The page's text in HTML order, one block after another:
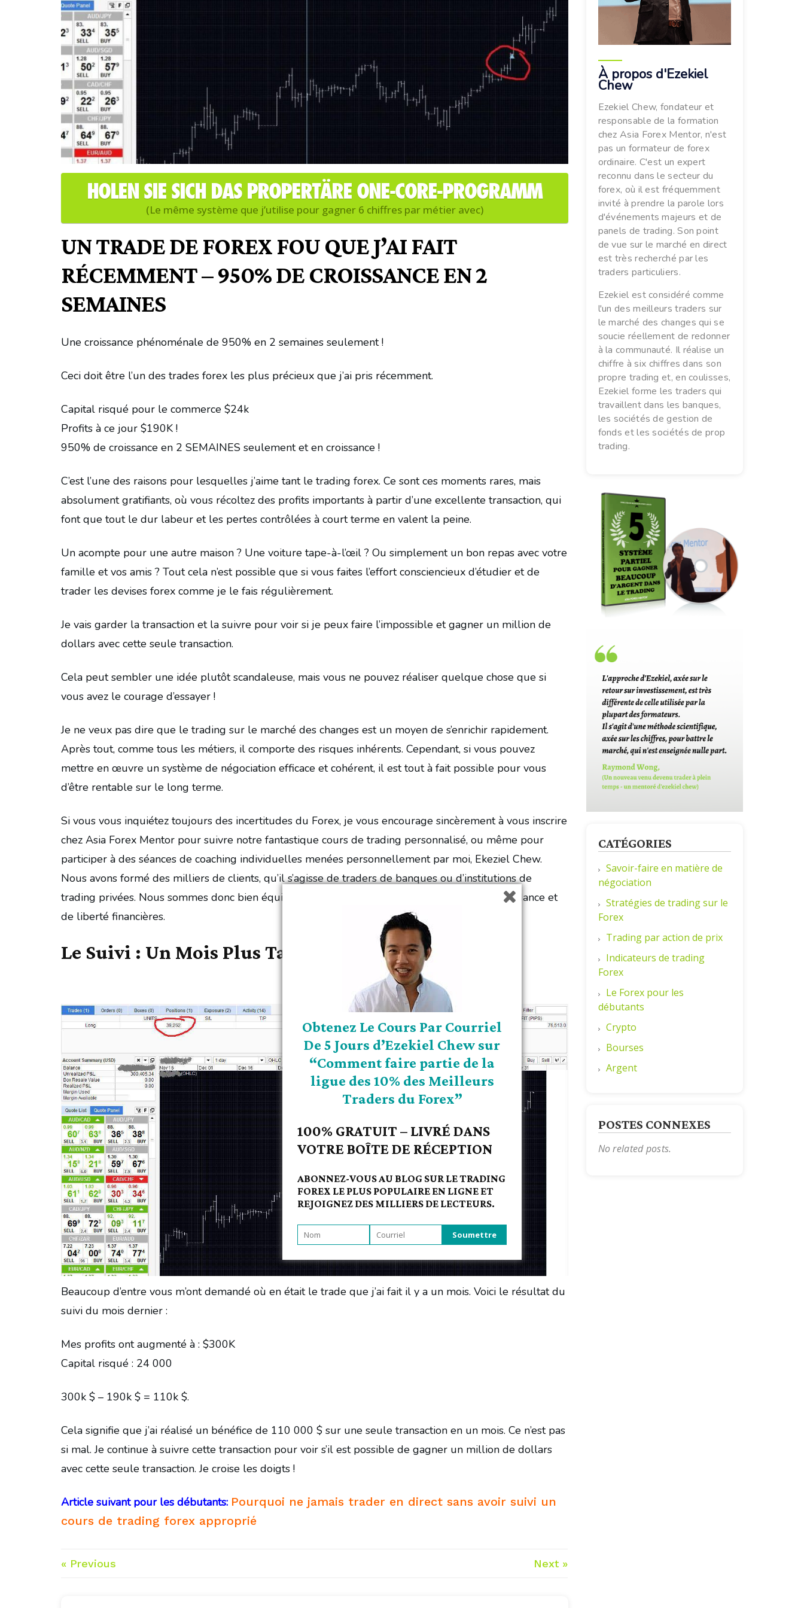
HOLEN SIE SICH DAS PROPERTÄRE ONE-CORE-PROGRAMM
(Le même système que j’utilise pour gagner 6 chiffres par métier avec)
UN TRADE DE FOREX FOU QUE J’AI FAIT
RÉCEMMENT – 950% DE CROISSANCE EN 2
SEMAINES
Une croissance phénoménale de 950% en 2 semaines seulement !
Ceci doit être l’un des trades forex les plus précieux que j’ai pris récemment.
Capital risqué pour le commerce $24k
Profits à ce jour $190K !
950% de croissance en 2 SEMAINES seulement et en croissance !
C’est l’une des raisons pour lesquelles j’aime tant le trading forex. Ce sont ces moments rares, mais
absolument gratifiants, où vous récoltez des profits importants à partir d’une excellente transaction, qui
font que tout le dur labeur et les pertes contrôlées à court terme en valent la peine.
Un acompte pour une autre maison ? Une voiture tape-à-l’œil ? Ou simplement un bon repas avec votre
famille et vos amis ? Tout cela n’est possible que si vous faites l’effort consciencieux d’étudier et de
trader les devises forex comme je le fais régulièrement.
Je vais garder la transaction et la suivre pour voir si je peux faire l’impossible et gagner un million de
dollars avec cette seule transaction.
Cela peut sembler une idée plutôt scandaleuse, mais vous ne pouvez réaliser quelque chose que si
vous avez le courage d’essayer !
Je ne veux pas dire que le trading sur le marché des changes est un moyen de s’enrichir rapidement.
Après tout, comme tous les métiers, il comporte des risques inhérents. Cependant, si vous pouvez
mettre en œuvre un système de négociation efficace et cohérent, il est tout à fait possible pour vous
d’être rentable sur le long terme.
Si vous vous inquiétez toujours des incertitudes du Forex, je vous encourage sincèrement à vous inscrire
chez Asia Forex Mentor pour suivre notre fantastique cours de trading personnalisé, ou même pour
participer à des séances de coaching individuelles menées personnellement par moi, Ekeziel Chew.
Nous avons formé des milliers de clients, qu’il s’agisse de traders de banques ou d’institutions de
trading privées. Nous sommes donc bien équipés pour vous aider dans votre quête d’indépendance et
de liberté financières.
Le Suivi : Un Mois Plus Tard
Beaucoup d’entre vous m’ont demandé où en était le trade que j’ai fait il y a un mois. Voici le résultat du
suivi du mois dernier :
Mes profits ont augmenté à : $300K
Capital risqué : 24 000
300k $ – 190k $ = 110k $.
Cela signifie que j’ai réalisé un bénéfice de 110 000 $ sur une seule transaction en un mois. Ce n’est pas
si mal. Je continue à suivre cette transaction pour voir s’il est possible de gagner un million de dollars
avec cette seule transaction. Je croise les doigts !
Article suivant pour les débutants: Pourquoi ne jamais trader en direct sans avoir suivi un
cours de trading forex approprié
« Previous Next »
À propos d'Ezekiel
Chew
Ezekiel Chew, fondateur et
responsable de la formation
chez Asia Forex Mentor, n'est
pas un formateur de forex
ordinaire. C'est un expert
reconnu dans le secteur du
forex, où il est fréquemment
invité à prendre la parole lors
d'événements majeurs et de
panels de trading. Son point
de vue sur le marché en direct
est très recherché par les
traders particuliers.
Ezekiel est considéré comme
l'un des meilleurs traders sur
le marché des changes qui se
soucie réellement de redonner
à la communauté. Il réalise un
chiffre à six chiffres dans son
propre trading et, en coulisses,
Ezekiel forme les traders qui
travaillent dans les banques,
les sociétés de gestion de
fonds et les sociétés de prop
trading.
CATÉGORIES
Savoir-faire en matière de
négociation
Stratégies de trading sur le
Forex
Trading par action de prix
Indicateurs de trading
Forex
Le Forex pour les
débutants
Crypto
Bourses
Argent
POSTES CONNEXES
No related posts.
Obtenez Le Cours Par Courriel
De 5 Jours d’Ezekiel Chew sur
“Comment faire partie de la
ligue des 10% des Meilleurs
Traders du Forex”
100% GRATUIT – LIVRÉ DANS
VOTRE BOÎTE DE RÉCEPTION
ABONNEZ-VOUS AU BLOG SUR LE TRADING
FOREX LE PLUS POPULAIRE EN LIGNE ET
REJOIGNEZ DES MILLIERS DE LECTEURS.